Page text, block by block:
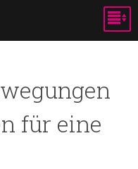
für eine